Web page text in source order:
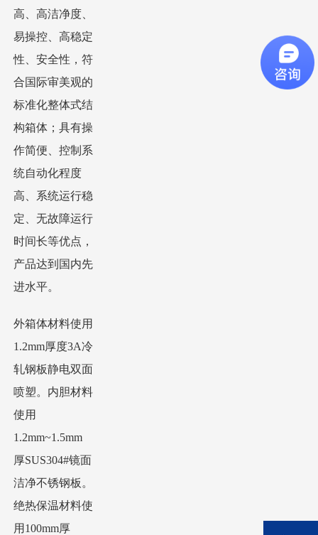
高、高洁净度、
易操控、高稳定
性、安全性，符
合国际审美观的
标准化整体式结
构箱体；具有操
作简便、控制系
统自动化程度
高、系统运行稳
定、无故障运行
时间长等优点，
产品达到国内先
进水平。
外箱体材料使用
1.2mm厚度3A冷
轧钢板静电双面
喷塑。内胆材料
使用
1.2mm~1.5mm
厚SUS304#镜面
洁净不锈钢板。
绝热保温材料使
用100mm厚